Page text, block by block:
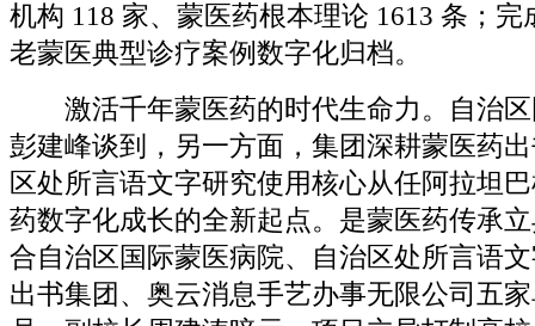
机构 118 家、蒙医药根本理论 1613 条；完
老蒙医典型诊疗案例数字化归档。
激活千年蒙医药的时代生命力。自治区
彭建峰谈到，另一方面，集团深耕蒙医药
区处所言语文字研究使用核心从任阿拉坦
药数字化成长的全新起点。是蒙医药传承
合自治区国际蒙医病院、自治区处所言语
出书集团、奥云消息手艺办事无限公司五